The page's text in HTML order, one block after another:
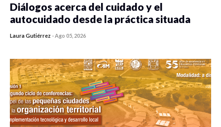
Diálogos acerca del cuidado y el
autocuidado desde la práctica situada
Laura Gutiérrez -Ago 05, 2026